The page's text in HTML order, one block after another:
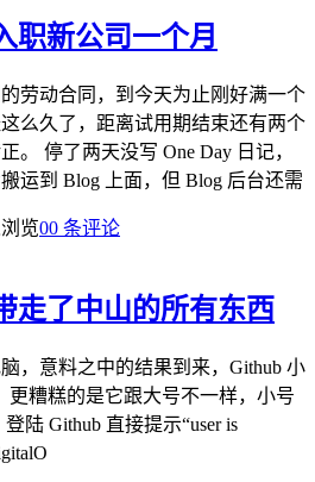
职新公司一个月
劳动合同，到今天为止刚好满一个
么久了，距离试用期结束还有两个
。 停了两天没写 One Day 日记，
运到 Blog 上面，但 Blog 后台还需
览00 条评论
走了中山的所有东西
，意料之中的结果到来，Github 小
更糟糕的是它跟大号不一样，小号
陆 Github 直接提示“user is